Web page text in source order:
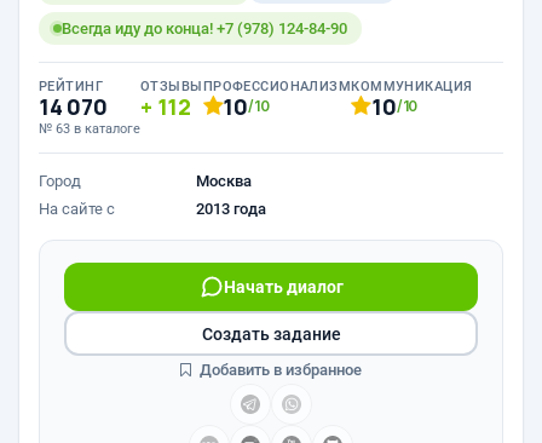
Всегда иду до конца! +7 (978) 124-84-90
РЕЙТИНГ
14 070
№ 63 в каталоге
ОТЗЫВЫ
112
ПРОФЕССИОНАЛИЗМ
10/10
КОММУНИКАЦИЯ
10/10
Город
Москва
На сайте с
2013 года
Начать диалог
Создать задание
Добавить в избранное